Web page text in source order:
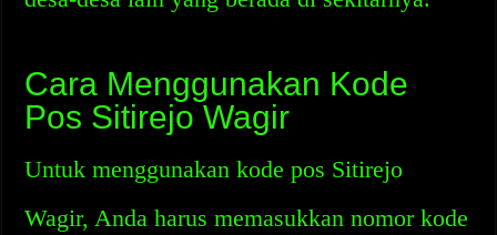
Cara Menggunakan Kode
Pos Sitirejo Wagir
Untuk menggunakan kode pos Sitirejo
Wagir, Anda harus memasukkan nomor kode